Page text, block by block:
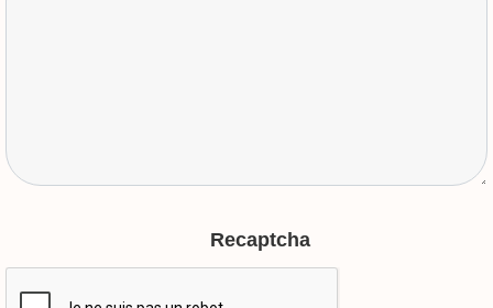
Recaptcha